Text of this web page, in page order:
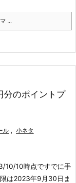
...
分のポイントプ
ル , 小ネタ
10/10時点ですでに手
は2023年9月30日ま